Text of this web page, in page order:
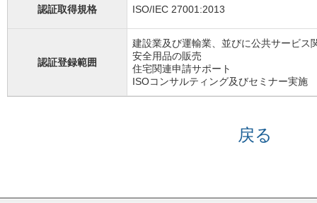
認証取得規格 ISO/IEC 27001:2013
認証登録範囲
建設業及び運輸業、並びに公共サービス
安全用品の販売
住宅関連申請サポート
ISOコンサルティング及びセミナー実施
戻る